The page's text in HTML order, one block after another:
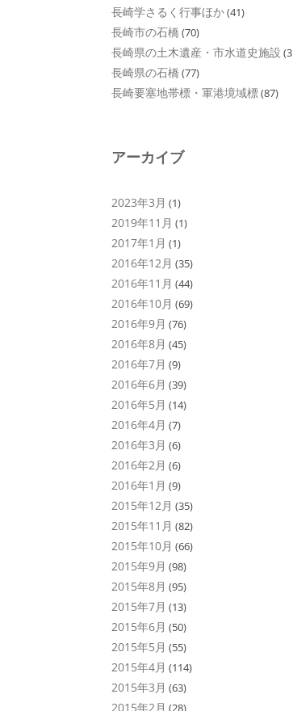
長崎学さるく行事ほか(41)
長崎市の石橋 (70)
長崎県の土木遺産・市水道史施設
長崎県の石橋 (77)
長崎要塞地帯標・軍港境域標(87)
アーカイブ
2023年3月 (1)
2019年11月 (1)
2017年1月 (1)
2016年12月 (35)
2016年11月 (44)
2016年10月 (69)
2016年9月 (76)
2016年8月 (45)
2016年7月 (9)
2016年6月 (39)
2016年5月 (14)
2016年4月 (7)
2016年3月 (6)
2016年2月 (6)
2016年1月 (9)
2015年12月 (35)
2015年11月 (82)
2015年10月 (66)
2015年9月 (98)
2015年8月 (95)
2015年7月 (13)
2015年6月 (50)
2015年5月 (55)
2015年4月 (114)
2015年3月 (63)
2015年2月 (28)